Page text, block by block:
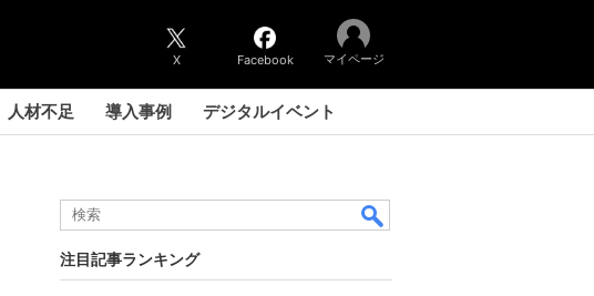
X Facebook マイページ
人材不足 導入事例 デジタルイベント
注目記事ランキング